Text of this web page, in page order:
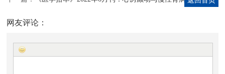
网友评论：